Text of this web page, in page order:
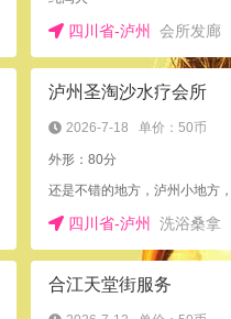
四川省-泸州 会所发廊
泸州圣淘沙水疗会所
2026-7-18 单价：50币
外形：80分
四川省-泸州 洗浴桑拿
合江天堂街服务